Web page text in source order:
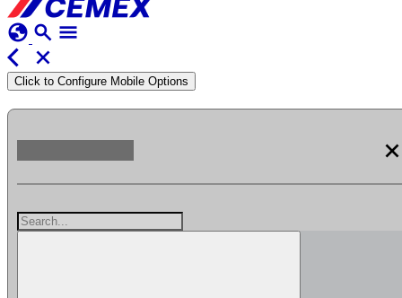
globe search menu
arrow_back_ios
close
Click to Configure Mobile Options
close